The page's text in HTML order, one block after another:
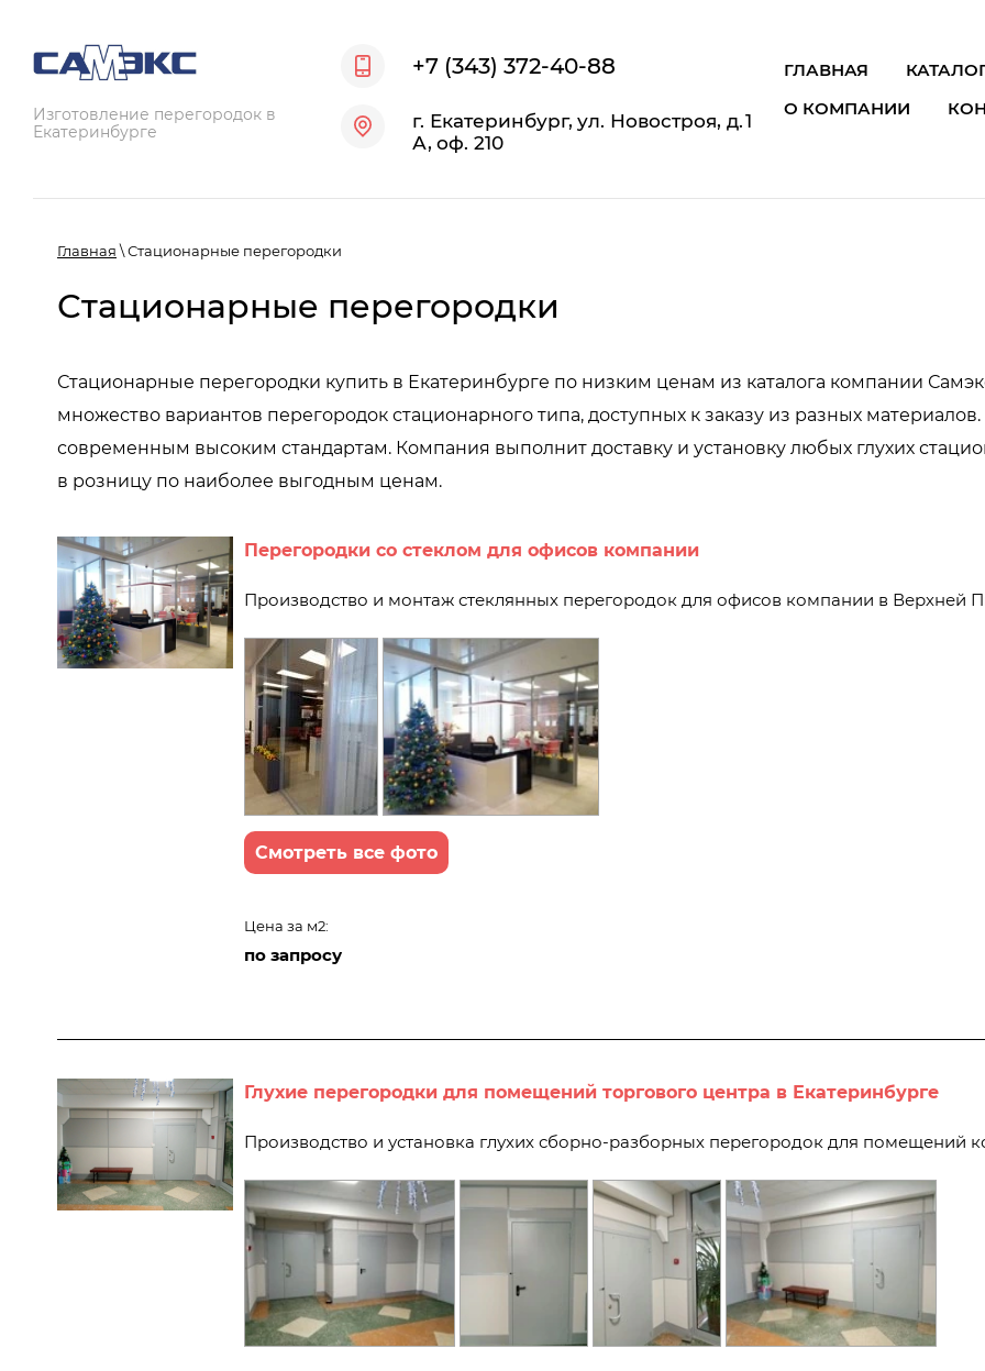
Изготовление перегородок в
Екатеринбурге
+7 (343) 372-40-88
г. Екатеринбург, ул. Новостроя, д. 1
А, оф. 210
ГЛАВНАЯ
О КОМПАНИИ
Главная\Стационарные перегородки
Стационарные перегородки
Стационарные перегородки купить в Екатеринбурге по низким ценам из каталога компании
множество вариантов перегородок стационарного типа, доступных к заказу из разных
современным высоким стандартам. Компания выполнит доставку и установку любых глухих
в розницу по наиболее выгодным ценам.
Перегородки со стеклом для офисов компании
Производство и монтаж стеклянных перегородок для офисов компании в Верхней
Смотреть все фото
Цена за м2:
по запросу
Глухие перегородки для помещений торгового центра в Екатеринбурге
Производство и установка глухих сборно-разборных перегородок для помещений